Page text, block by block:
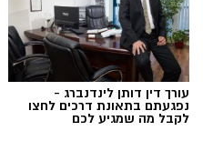
גיוס
עורך דין דותן לינדנברג -
נפגעתם בתאונת דרכים לחצו
לקבל מה שמגיע לכם